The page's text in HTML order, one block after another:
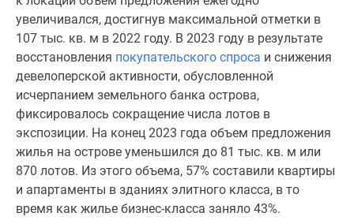
Новости
недвижимости
Новостройки
Ленинградской
области
ИТ-
ипотека
Квартиры
скидками
увеличивался, достигнув максимальной отметки в
107 тыс. кв. м в 2022 году. В 2023 году в результате
восстановления покупательского спроса и снижения
девелоперской активности, обусловленной
исчерпанием земельного банка острова,
фиксировалось сокращение числа лотов в
экспозиции. На конец 2023 года объем предложения
жилья на острове уменьшился до 81 тыс. кв. м или
870 лотов. Из этого объема, 57% составили квартиры
и апартаменты в зданиях элитного класса, в то
время как жилье бизнес-класса заняло 43%.